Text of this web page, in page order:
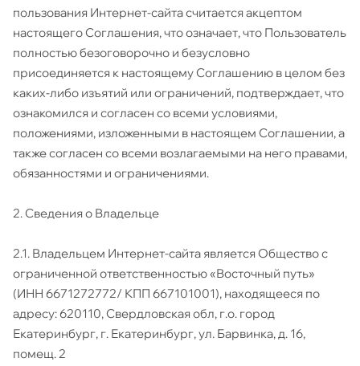
пользования Интернет-сайта считается акцептом
настоящего Соглашения, что означает, что Пользователь
полностью безоговорочно и безусловно
присоединяется к настоящему Соглашению в целом без
каких-либо изъятий или ограничений, подтверждает, что
ознакомился и согласен со всеми условиями,
положениями, изложенными в настоящем Соглашении, а
также согласен со всеми возлагаемыми на него правами,
обязанностями и ограничениями.
2. Сведения о Владельце
2.1. Владельцем Интернет-сайта является Общество с
ограниченной ответственностью «Восточный путь»
(ИНН 6671272772/ КПП 667101001), находящееся по
адресу: 620110, Свердловская обл, г.о. город
Екатеринбург, г. Екатеринбург, ул. Барвинка, д. 16,
помещ. 2